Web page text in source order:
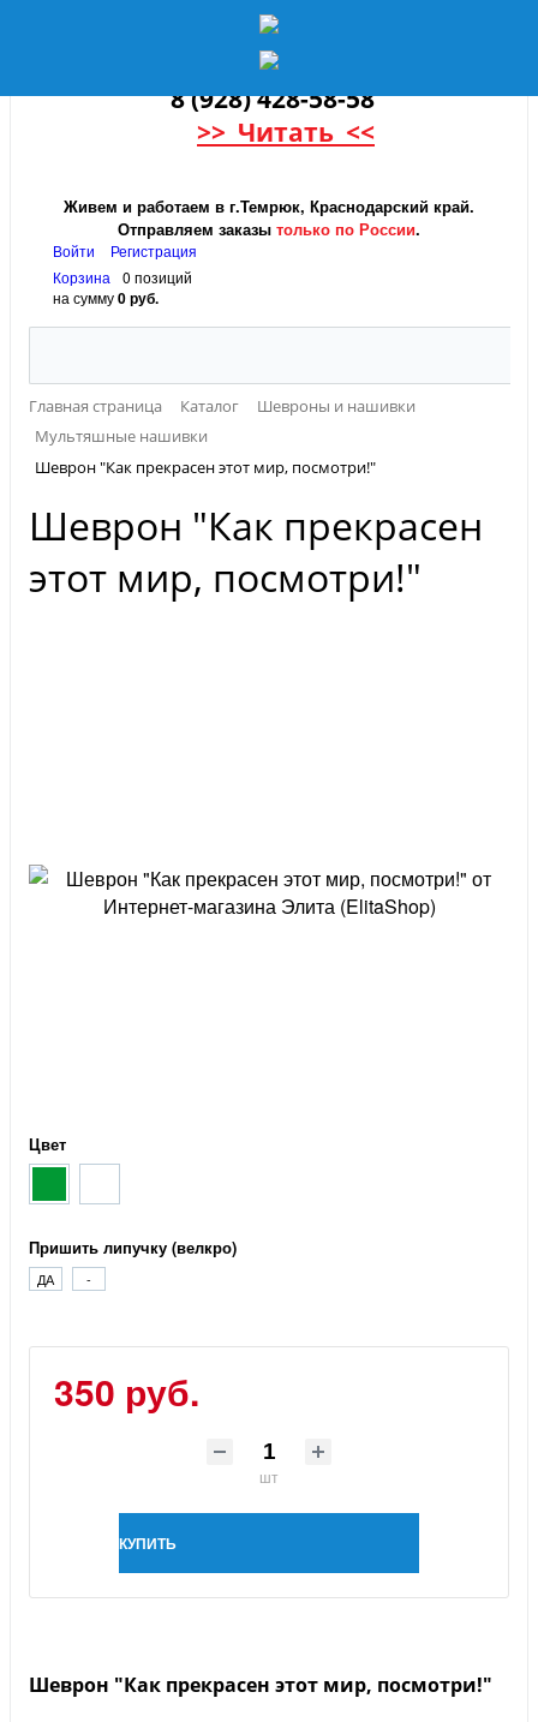
8 (928) 428-58-58
>> Читать <<
Живем и работаем в г.Темрюк, Краснодарский край.
Отправляем заказы только по России.
Войти
Регистрация
Корзина
0 позиций
на сумму0 руб.
Главная страница Каталог
Шевроны и нашивки
Мультяшные нашивки
Шеврон "Как прекрасен этот мир, посмотри!"
Шеврон "Как прекрасен
этот мир, посмотри!"
Цвет
Пришить липучку (велкро)
ДА -
350 руб.
шт
КУПИТЬ
Шеврон "Как прекрасен этот мир, посмотри!"